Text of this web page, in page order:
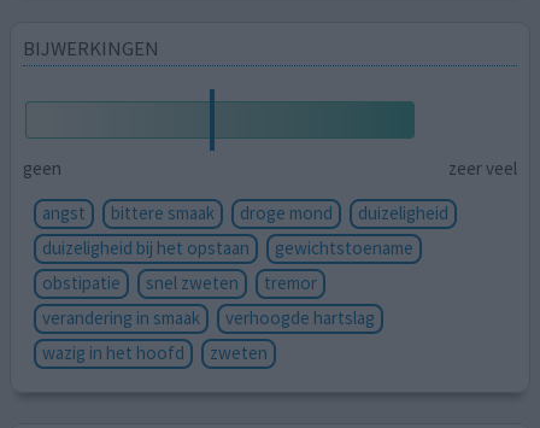
BIJWERKINGEN
geen
zeer veel
angst
bittere smaak droge mond
duizeligheid
duizeligheid bij het opstaan
gewichtstoename
obstipatie
snel zweten
tremor
verandering in smaak
verhoogde hartslag
wazig in het hoofd
zweten